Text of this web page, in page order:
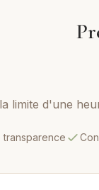
limite d'une